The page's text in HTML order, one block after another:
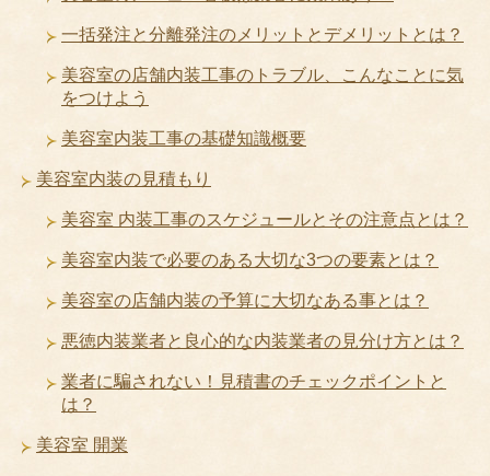
一括発注と分離発注のメリットとデメリットとは？
美容室の店舗内装工事のトラブル、こんなことに気
をつけよう
美容室内装工事の基礎知識概要
美容室内装の見積もり
美容室 内装工事のスケジュールとその注意点とは？
美容室内装で必要のある大切な3つの要素とは？
美容室の店舗内装の予算に大切なある事とは？
悪徳内装業者と良心的な内装業者の見分け方とは？
業者に騙されない！見積書のチェックポイントと
は？
美容室 開業